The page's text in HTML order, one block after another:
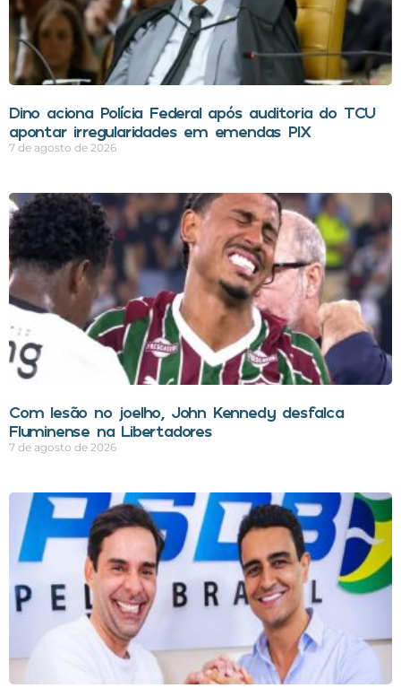
Dino aciona Polícia Federal após auditoria do TCU
apontar irregularidades em emendas PIX
7 de agosto de 2026
Com lesão no joelho, John Kennedy desfalca
Fluminense na Libertadores
7 de agosto de 2026